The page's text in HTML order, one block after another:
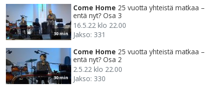
30 min
Come Home 25 vuotta yhteistä matkaa –
entä nyt? Osa 3
16.5.22 klo 22.00
Jakso: 331
30 min
Come Home 25 vuotta yhteistä matkaa –
entä nyt? Osa 2
2.5.22 klo 22.00
Jakso: 330